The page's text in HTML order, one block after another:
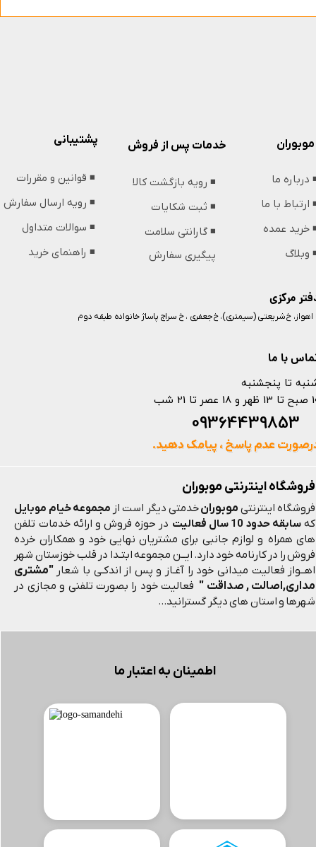
فروشگاه اینترنتی موبوران
فروشگاه اینترنتی موبورانخدمتی دیگر است از مجموعه خیام موبایل
که سابقه حدود 10 سال فعالیت
در حوزه فروش و ارائه خدمات تلفن
های همراه و لوازم جانبی برای مشتریان نهایی خود و همکاران خرده
فروش را در کارنامه خود دارد. ایــن مجموعه ابتـدا در قلب خوزستان شهر
اهــواز فعالیت میدانی خود را آغـاز و پس از اندکـی با شعار "مشتری
مداری,اصالت , صداقت " فعالیت خود را بصورت تلفنی و مجازی در
شهرها و استان های دیگر گسترانید...
اطمینان به اعتبار ما
مرکزی
با ما
اهواز، خ شریعتی (سیمتری)، خ جعفری ، خ سراج پاساژ خانواده طبقه دوم
تا پنجشنبه
تا 21 شب
عدم پاسخ ، پیامک دهید.
پشتیبانی
◾️ قوانین و مقررات
◾️ رویه ارسال سفارش
◾️ سوالات متداول
◾️ راهنمای خرید
موبوران
درباره ما
ارتباط با ما
خرید عمده
وبلاگ
خدمات پس از فروش
◾️ رویه بازگشت کالا
◾️ ثبت شکایات
◾️ گارانتی سلامت
پیگیری سفارش